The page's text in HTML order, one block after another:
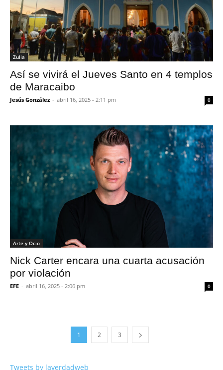
Zulia
Así se vivirá el Jueves Santo en 4 templos
de Maracaibo
Jesús González - abril 16, 2025 - 2:11 pm 0
Arte y Ocio
Nick Carter encara una cuarta acusación
por violación
EFE - abril 16, 2025 - 2:06 pm 0
1 2 3
Tweets by laverdadweb